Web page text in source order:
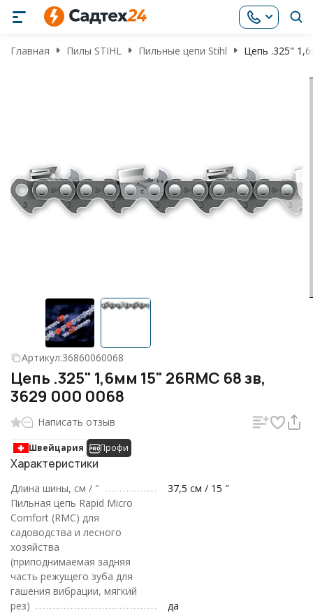
Главная Пилы STIHL Пильные цепи Stihl Цепь .325"
Артикул:36860060068
Цепь .325" 1,6мм 15" 26RMC 68 зв,
3629 000 0068
Написать отзыв
Швейцария Профи
Характеристики
Длина шины, см / ″
37,5 см / 15 ″
Пильная цепь Rapid Micro
Comfort (RMC) для
садоводства и лесного
хозяйства
(приподнимаемая задняя
часть режущего зуба для
гашения вибрации, мягкий
рез)
да